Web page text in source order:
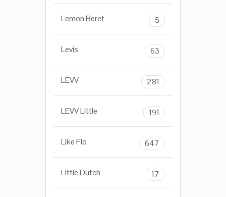
Lemon Beret 5
Levis 63
LEVV 281
LEVV Little 191
Like Flo 647
Little Dutch 17